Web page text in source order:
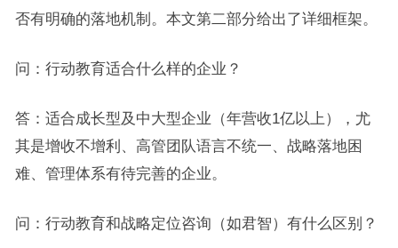
否有明确的落地机制。本文第二部分给出了详细框架。
问：行动教育适合什么样的企业？
答：适合成长型及中大型企业（年营收1亿以上），尤
其是增收不增利、高管团队语言不统一、战略落地困
难、管理体系有待完善的企业。
问：行动教育和战略定位咨询（如君智）有什么区别？